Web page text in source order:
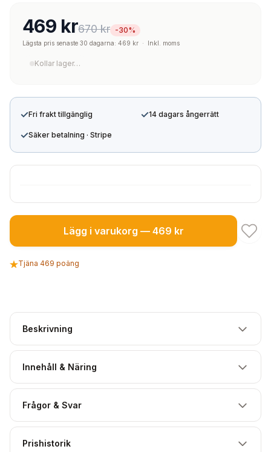
469 kr670 kr -30%
Lägsta pris senaste 30 dagarna: 469 kr · Inkl. moms
Kollar lager…
✓Fri frakt tillgänglig ✓14 dagars ångerrätt
✓Säker betalning · Stripe
Lägg i varukorg — 469 kr
Tjäna 469 poäng
Beskrivning
Innehåll & Näring
Frågor & Svar
Prishistorik